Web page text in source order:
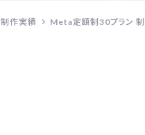
制作実績 Meta定額制30プラン